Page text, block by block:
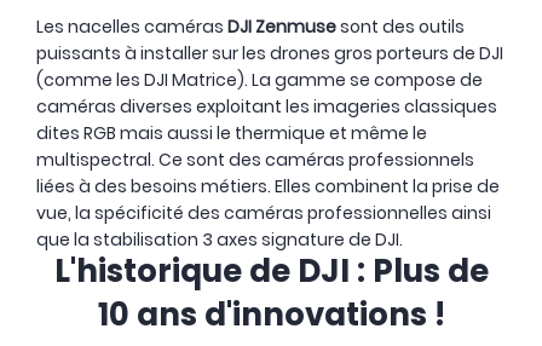
Les nacelles caméras DJI Zenmusesont des outils
puissants à installer sur les drones gros porteurs de DJI
(comme les DJI Matrice). La gamme se compose de
caméras diverses exploitant les imageries classiques
dites RGB mais aussi le thermique et même le
multispectral. Ce sont des caméras professionnels
liées à des besoins métiers. Elles combinent la prise de
vue, la spécificité des caméras professionnelles ainsi
que la stabilisation 3 axes signature de DJI.
L'historique de DJI : Plus de
10 ans d'innovations !